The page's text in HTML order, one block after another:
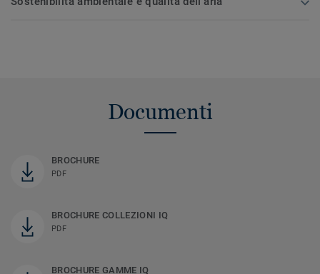
Documenti
BROCHURE
PDF
BROCHURE COLLEZIONI IQ
PDF
BROCHURE GAMME IQ